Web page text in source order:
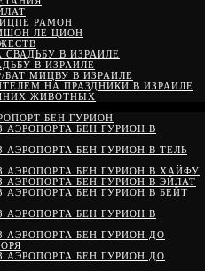
РАМОН
ЛЕ ЦИОН
В ИЗРАИЛЕ
В ИЗРАИЛЕ
БАТ МИЦВУ В ИЗРАИЛЕ
НА ПРАЗДНИКИ В ИЗРАИЛЕ
ЖИВОТНЫХ
БЕН ГУРИОН
АЭРОПОРТА БЕН ГУРИОН В
АЭРОПОРТА БЕН ГУРИОН В ТЕЛЬ
АЭРОПОРТА БЕН ГУРИОН В ХАЙФУ
АЭРОПОРТА БЕН ГУРИОН В ЭЙЛАТ
АЭРОПОРТА БЕН ГУРИОН В БЕЙТ
АЭРОПОРТА БЕН ГУРИОН В
АЭРОПОРТА БЕН ГУРИОН ДО
АЭРОПОРТА БЕН ГУРИОН ДО